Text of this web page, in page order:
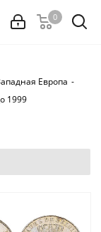
0
Европа -
1999